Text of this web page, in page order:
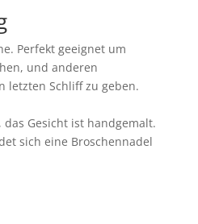
Perfekt geeignet um
und anderen
letzten Schliff zu geben.
Gesicht ist handgemalt.
sich eine Broschennadel